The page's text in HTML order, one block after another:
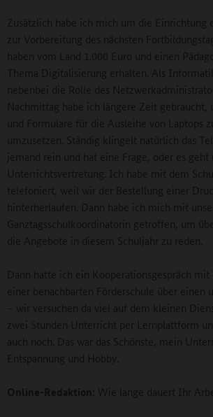
Zusätzlich habe ich mich um die Einrichtung
zur Vorbereitung des nächsten
haben vom Land 1.000 Euro und einen
Thema Digitalisierung erhalten. Als
nebenbei die Rolle des
Nachmittag habe ich längere Zeit gebraucht,
und Formulare für die Ausleihe von Laptops
umzusetzen. Ständig klingelt natürlich das
jemand rein und hat eine Frage, oder es geht
Unterrichtsvertretung. Ich habe mit dem
telefoniert, weil wir der Bestellung einer
hinterherlaufen. Dann habe ich mich mit
Ganztagsschulkoordinatorin getroffen, um
die Angebote in diesem Schuljahr zu reden.
Dann hatte ich ein Kooperationsgespräch mit
einer benachbarten Förderschule über einen
– wir versuchen da viel auf dem kleinen
zwei Stunden Unterricht per Lernplattform
auch noch. Das war das Schönste, mein
Entspannung und Hobby.
Online-Redaktion: Wie lange dauert Ihr